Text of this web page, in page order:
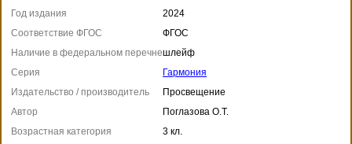
Год издания
2024
Соответствие ФГОС
ФГОС
Наличие в федеральном перечнешлейф
Серия
Гармония
Издательство / производитель
Просвещение
Автор
Поглазова О.Т.
Возрастная категория
3 кл.